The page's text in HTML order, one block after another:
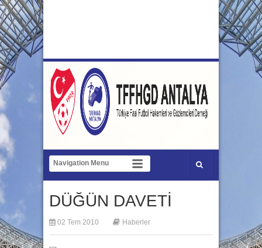
DÜĞÜN DAVETİ
02 Tem 2010 Haberler